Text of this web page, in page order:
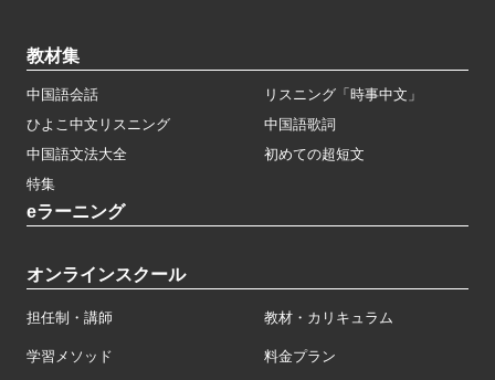
教材集
中国語会話
リスニング「時事中文」
ひよこ中文リスニング
中国語歌詞
中国語文法大全
初めての超短文
特集
eラーニング
オンラインスクール
担任制・講師 教材・カリキュラム
学習メソッド 料金プラン